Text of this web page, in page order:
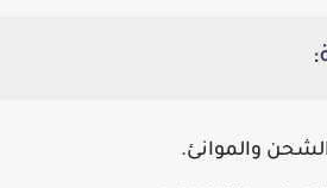
والموانئ.